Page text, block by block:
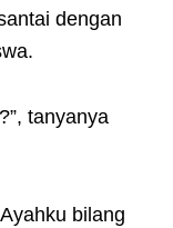
dengan
tanyanya
bilang